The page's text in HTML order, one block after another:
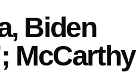
Biden
McCarthy